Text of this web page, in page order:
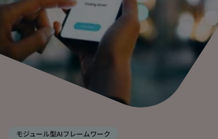
モジュール型AIフレームワーク